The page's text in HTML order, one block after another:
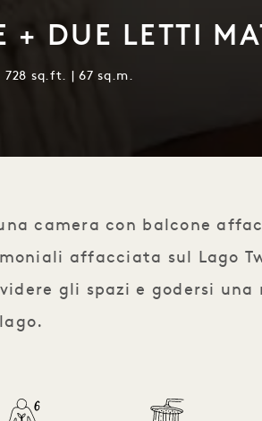
+ DUE LETTI
728 sq.ft. | 67 sq.m.
camera con balcone
affacciata sul Lago
gli spazi e godersi una
lago.